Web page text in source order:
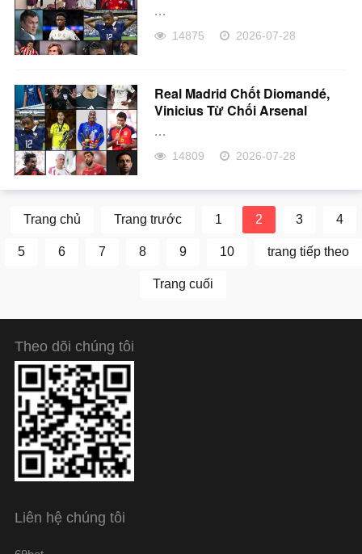
...
14875 2026-07-28
Real Madrid Chốt Diomandé,
Vinicius Từ Chối Arsenal
...
14809 2026-07-28
Trang chủ Trang trước 1 2 3 4
5 6 7 8 9 10 trang tiếp theo
Trang cuối
Theo dõi chúng tôi
Liên hệ chúng tôi